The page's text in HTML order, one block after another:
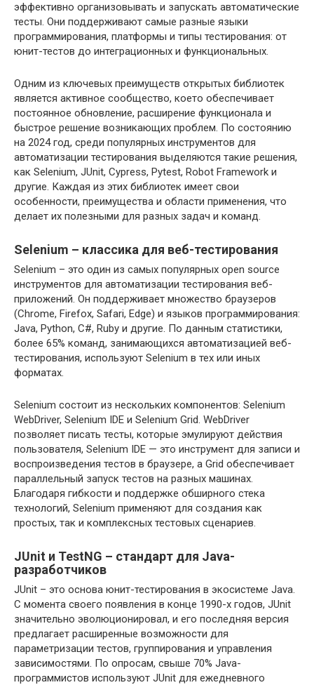
эффективно организовывать и запускать автоматические
тесты. Они поддерживают самые разные языки
программирования, платформы и типы тестирования: от
юнит-тестов до интеграционных и функциональных.
Одним из ключевых преимуществ открытых библиотек
является активное сообщество, което обеспечивает
постоянное обновление, расширение функционала и
быстрое решение возникающих проблем. По состоянию
на 2024 год, среди популярных инструментов для
автоматизации тестирования выделяются такие решения,
как Selenium, JUnit, Cypress, Pytest, Robot Framework и
другие. Каждая из этих библиотек имеет свои
особенности, преимущества и области применения, что
делает их полезными для разных задач и команд.
Selenium – классика для веб-тестирования
Selenium – это один из самых популярных open source
инструментов для автоматизации тестирования веб-
приложений. Он поддерживает множество браузеров
(Chrome, Firefox, Safari, Edge) и языков программирования:
Java, Python, C#, Ruby и другие. По данным статистики,
более 65% команд, занимающихся автоматизацией веб-
тестирования, используют Selenium в тех или иных
форматах.
Selenium состоит из нескольких компонентов: Selenium
WebDriver, Selenium IDE и Selenium Grid. WebDriver
позволяет писать тесты, которые эмулируют действия
пользователя, Selenium IDE — это инструмент для записи и
воспроизведения тестов в браузере, а Grid обеспечивает
параллельный запуск тестов на разных машинах.
Благодаря гибкости и поддержке обширного стека
технологий, Selenium применяют для создания как
простых, так и комплексных тестовых сценариев.
JUnit и TestNG – стандарт для Java-
разработчиков
JUnit – это основа юнит-тестирования в экосистеме Java.
С момента своего появления в конце 1990-х годов, JUnit
значительно эволюционировал, и его последняя версия
предлагает расширенные возможности для
параметризации тестов, группирования и управления
зависимостями. По опросам, свыше 70% Java-
программистов используют JUnit для ежедневного